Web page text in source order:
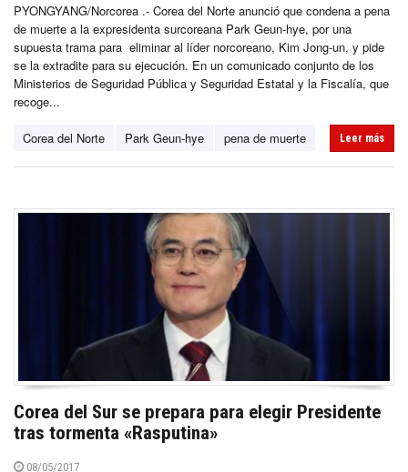
PYONGYANG/Norcorea .- Corea del Norte anunció que condena a pena
de muerte a la expresidenta surcoreana Park Geun-hye, por una
supuesta trama para eliminar al líder norcoreano, Kim Jong-un, y pide
se la extradite para su ejecución. En un comunicado conjunto de los
Ministerios de Seguridad Pública y Seguridad Estatal y la Fiscalía, que
recoge...
Corea del Norte Park Geun-hye pena de muerte Leer más
Corea del Sur se prepara para elegir Presidente
tras tormenta «Rasputina»
08/05/2017